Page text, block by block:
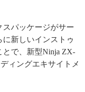
パッケージがサー
新しいインストゥ
で、新型Ninja ZX-
ィングエキサイトメ